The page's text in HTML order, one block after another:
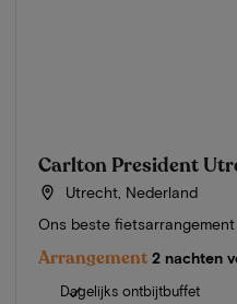
Carlton President
Utrecht, Nederland
Ons beste fietsarrangement
Arrangement 2 nachten
Dagelijks ontbijtbuffet